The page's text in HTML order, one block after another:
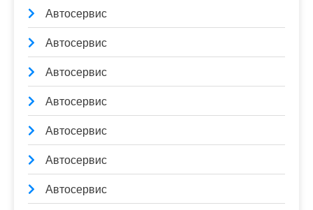
Автосервис
Автосервис
Автосервис
Автосервис
Автосервис
Автосервис
Автосервис